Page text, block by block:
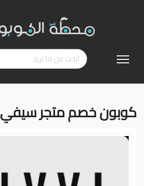
إلى
كوبون خصم متجر سيفي